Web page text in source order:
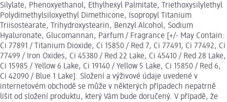
Silylate, Phenoxyethanol, Ethylhexyl Palmitate, Triethoxysilylethyl
Polydimethylsiloxyethyl Dimethicone, Isopropyl Titanium
Triisostearate, Trihydroxystearin, Benzyl Alcohol, Sodium
Hyaluronate, Glucomannan, Parfum / Fragrance [+/- May Contain:
Ci 77891 / Titanium Dioxide, Ci 15850 / Red 7, Ci 77491, Ci 77492, Ci
77499 / Iron Oxides, Ci 45380 / Red 22 Lake, Ci 45410 / Red 28 Lake,
Ci 15985 / Yellow 6 Lake, Ci 19140 / Yellow 5 Lake, Ci 15850 / Red 6,
Ci 42090 / Blue 1 Lake]. Složení a výživové údaje uvedené v
internetovém obchodě se může v některých případech nepatrně
lišit od složení produktu, který Vám bude doručený. V případě, že